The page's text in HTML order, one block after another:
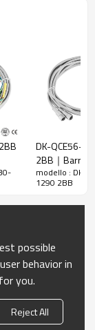
dell'emettitore e
DK-QCE56-
2BB｜
fotoelettrica
｜DADISICK
modello : DK-
1290 2BB
possible
behavior in
you.
Reject All